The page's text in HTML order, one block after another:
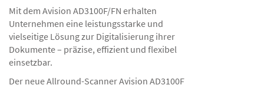
Mit dem Avision AD3100F/FN erhalten
Unternehmen eine leistungsstarke und
vielseitige Lösung zur Digitalisierung ihrer
Dokumente – präzise, effizient und flexibel
einsetzbar.
Der neue Allround-Scanner Avision AD3100F